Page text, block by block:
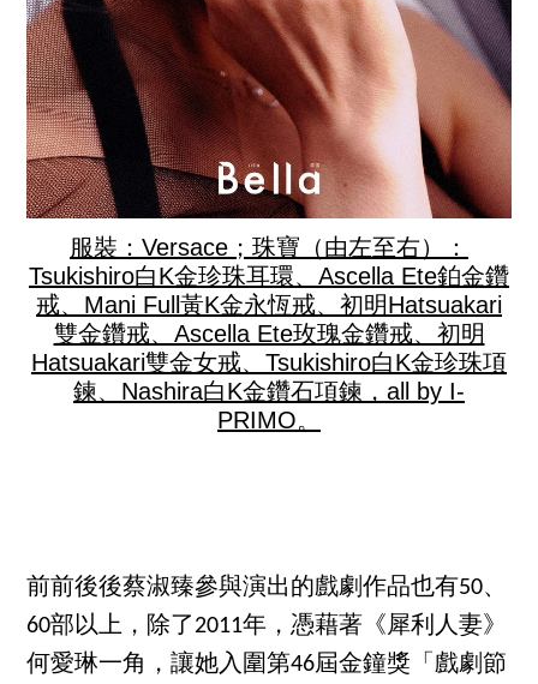
服裝：Versace；珠寶（由左至右）：
Tsukishiro白K金珍珠耳環、Ascella Ete鉑金鑽
戒、Mani Full黃K金永恆戒、初明Hatsuakari
雙金鑽戒、Ascella Ete玫瑰金鑽戒、初明
Hatsuakari雙金女戒、Tsukishiro白K金珍珠項
鍊、Nashira白K金鑽石項鍊，all by I-
PRIMO。
前前後後蔡淑臻參與演出的戲劇作品也有50、
60部以上，除了2011年，憑藉著《犀利人妻》
何愛琳一角，讓她入圍第46屆金鐘獎「戲劇節